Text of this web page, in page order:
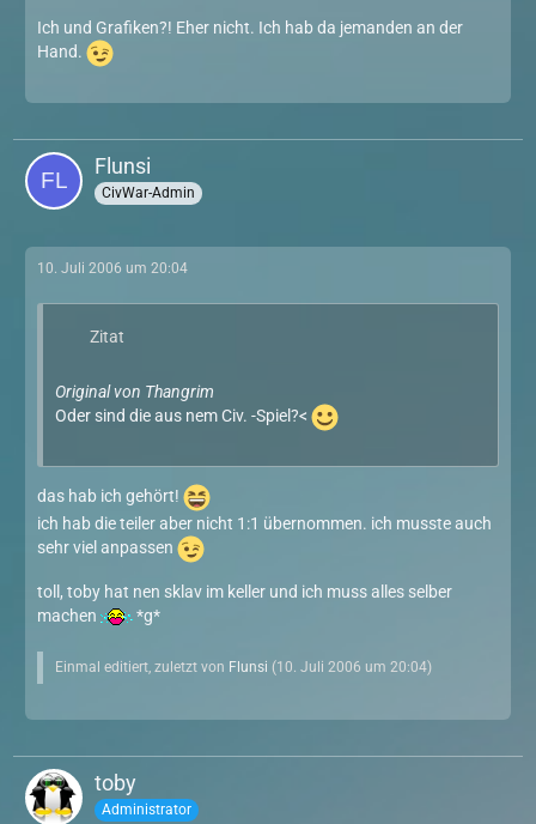
Ich und Grafiken?! Eher nicht. Ich hab da jemanden an der
Hand.
Flunsi
CivWar-Admin
10. Juli 2006 um 20:04
Zitat
Original von Thangrim
Oder sind die aus nem Civ. -Spiel?<
das hab ich gehört!
ich hab die teiler aber nicht 1:1 übernommen. ich musste auch
sehr viel anpassen
toll, toby hat nen sklav im keller und ich muss alles selber
machen
*g*
Einmal editiert, zuletzt von Flunsi (10. Juli 2006 um 20:04)
toby
Administrator